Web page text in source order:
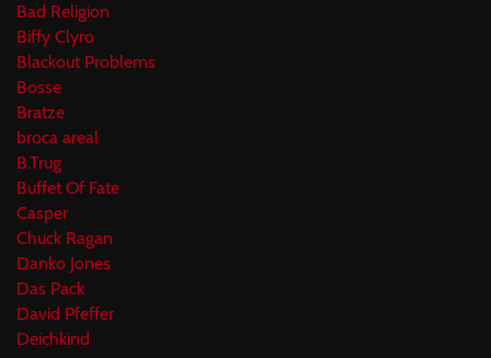
Bad Religion
Biffy Clyro
Blackout Problems
Bosse
Bratze
broca areal
B.Trug
Buffet Of Fate
Casper
Chuck Ragan
Danko Jones
Das Pack
David Pfeffer
Deichkind